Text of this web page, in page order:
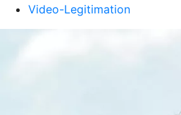
Video-Legitimation